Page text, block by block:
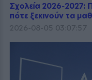
Σχολεία 2026-2027:
πότε ξεκινούν τα
2026-08-05 03:07:57